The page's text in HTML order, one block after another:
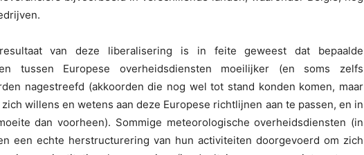
van deze liberalisering is in feite geweest dat bepaalde
tussen Europese overheidsdiensten moeilijker (en soms zelfs
nagestreefd (akkoorden die nog wel tot stand konden komen, maar
willens en wetens aan deze Europese richtlijnen aan te passen, en in
dan voorheen). Sommige meteorologische overheidsdiensten (in
een echte herstructurering van hun activiteiten doorgevoerd om zich